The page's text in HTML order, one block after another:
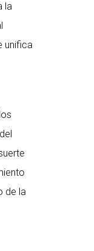
la
unifica
de la